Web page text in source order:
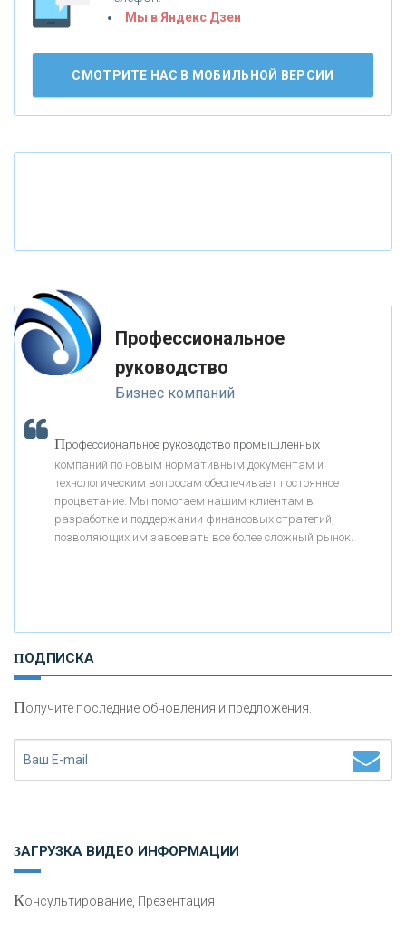
«ВНЕШПРОМБАНК»
«БАНК ЮГРА»
«ТРАСТ»
«ГАЗПРОМБАНК»
«МОСКОВСКИЙ КРЕДИТНЫЙ БАНК»
«БАНК ВОЗРОЖДЕНИЕ»
«ТАТФОНДБАНК»
«ЗАПСИБКОМБАНК»
«РОСЕВРОБАНК»
Мы в Яндекс Дзен
СМОТРИТЕ НАС В МОБИЛЬНОЙ ВЕРСИИ
Профессиональное
руководство
Бизнес компаний
Профессиональное руководство промышленных
компаний по новым нормативным документам и
технологическим вопросам обеспечивает постоянное
процветание. Мы помогаем нашим клиентам в
разработке и поддержании финансовых стратегий,
позволяющих им завоевать все более сложный рынок.
ПОДПИСКА
Получите последние обновления и предложения.
ЗАГРУЗКА ВИДЕО ИНФОРМАЦИИ
Консультирование, Презентация